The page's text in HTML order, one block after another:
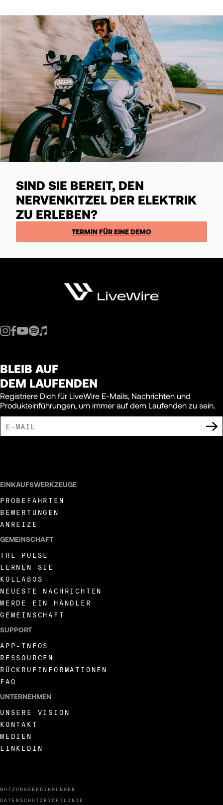
SIND SIE BEREIT, DEN
NERVENKITZEL DER ELEKTRIK
ZU ERLEBEN?
TERMIN FÜR EINE DEMO
BLEIB AUF
DEM LAUFENDEN
Registriere Dich für LiveWire E-Mails, Nachrichten und
Produkteinführungen, um immer auf dem Laufenden zu sein.
NUTZUNGSBEDINGUNGEN
DATENSCHUTZRICHTLINIE
EINKAUFSWERKZEUGE
PROBEFAHRTEN
BEWERTUNGEN
ANREIZE
GEMEINSCHAFT
THE PULSE
LERNEN SIE
KOLLABOS
NEUESTE NACHRICHTEN
WERDE EIN HÄNDLER
GEMEINSCHAFT
SUPPORT
APP-INFOS
RESSOURCEN
RÜCKRUFINFORMATIONEN
FAQ
UNTERNEHMEN
UNSERE VISION
KONTAKT
MEDIEN
LINKEDIN